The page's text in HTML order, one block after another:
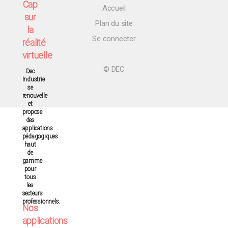
Cap
sur
la
réalité
virtuelle
Dec
Industrie
se
renouvelle
et
propose
des
applications
pédagogiques
haut
de
gamme
pour
tous
les
secteurs
professionnels.
Nos
applications
Accueil
Plan du site
Se connecter
© DEC